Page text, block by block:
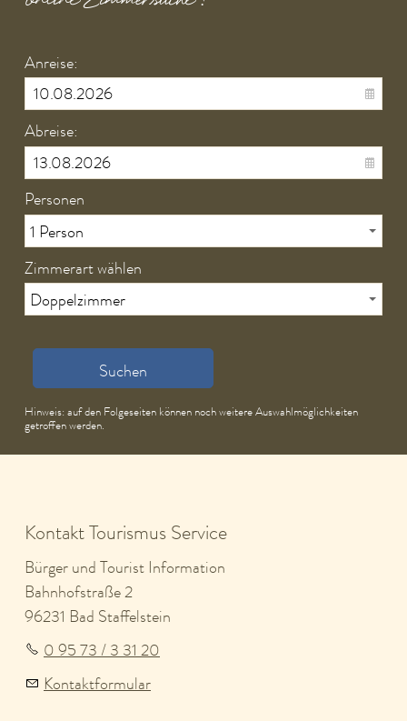
Anreise:
Abreise:
Personen
Zimmerart wählen
Suchen
Hinweis: auf den Folgeseiten können noch weitere Auswahlmöglichkeiten
getroffen werden.
Kontakt Tourismus Service
Bürger und Tourist Information
Bahnhofstraße 2
96231 Bad Staffelstein
0 95 73 / 3 31 20
Kontaktformular